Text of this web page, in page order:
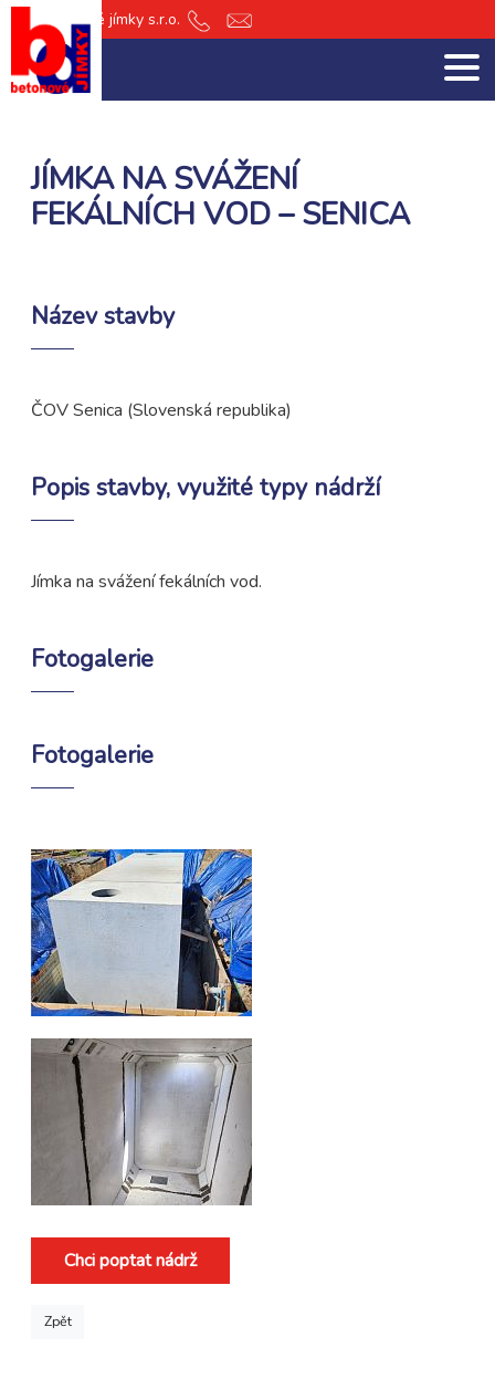
db Betonové jímky s.r.o.
+420jimky@db-
JÍMKA NA SVÁŽENÍ
FEKÁLNÍCH VOD – SENICA
Název stavby
ČOV Senica (Slovenská republika)
Popis stavby, využité typy nádrží
Jímka na svážení fekálních vod.
Fotogalerie
Fotogalerie
Chci poptat nádrž
Zpět